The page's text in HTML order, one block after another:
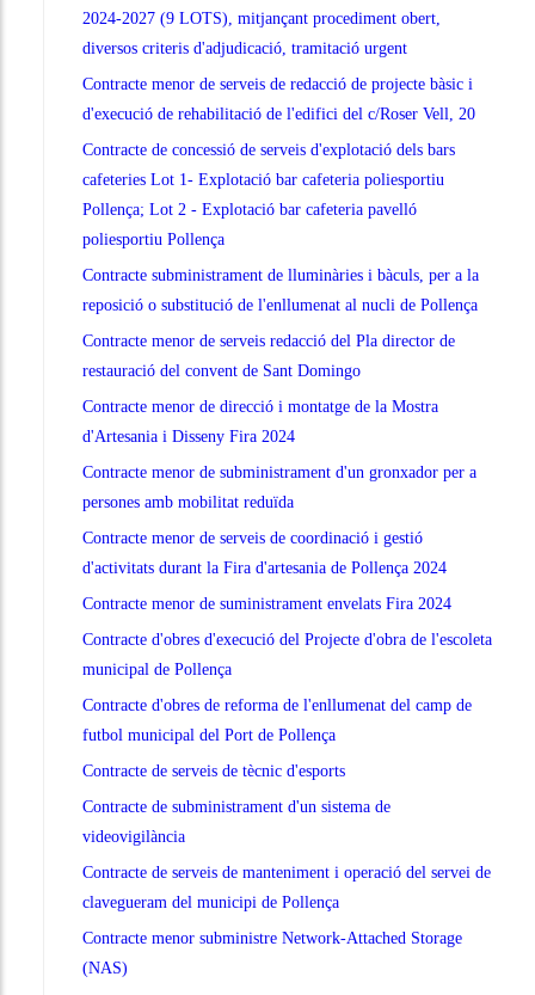
2024-2027 (9 LOTS), mitjançant procediment obert,
diversos criteris d'adjudicació, tramitació urgent
Contracte menor de serveis de redacció de projecte bàsic i
d'execució de rehabilitació de l'edifici del c/Roser Vell, 20
Contracte de concessió de serveis d'explotació dels bars
cafeteries Lot 1- Explotació bar cafeteria poliesportiu
Pollença; Lot 2 - Explotació bar cafeteria pavelló
poliesportiu Pollença
Contracte subministrament de lluminàries i bàculs, per a la
reposició o substitució de l'enllumenat al nucli de Pollença
Contracte menor de serveis redacció del Pla director de
restauració del convent de Sant Domingo
Contracte menor de direcció i montatge de la Mostra
d'Artesania i Disseny Fira 2024
Contracte menor de subministrament d'un gronxador per a
persones amb mobilitat reduïda
Contracte menor de serveis de coordinació i gestió
d'activitats durant la Fira d'artesania de Pollença 2024
Contracte menor de suministrament envelats Fira 2024
Contracte d'obres d'execució del Projecte d'obra de l'escoleta
municipal de Pollença
Contracte d'obres de reforma de l'enllumenat del camp de
futbol municipal del Port de Pollença
Contracte de serveis de tècnic d'esports
Contracte de subministrament d'un sistema de
videovigilància
Contracte de serveis de manteniment i operació del servei de
clavegueram del municipi de Pollença
Contracte menor subministre Network-Attached Storage
(NAS)